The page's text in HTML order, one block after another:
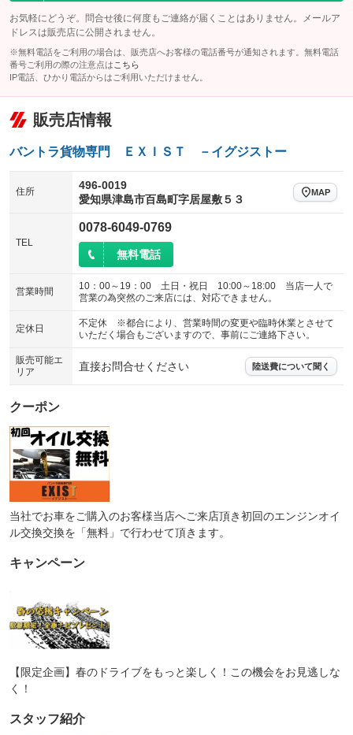
：装備なし ：装備なし
センターデフロック
レンタカーアップ
：装備なし
：装備なし
バックカメラ
：装備なし ETC
：装備なし
：装備なし ：装備なし
ローダウン
：装備なし
パワーシート 3列シート
ベンチシート
：装備なし
チップアップシート
：装備なし オットマン
：装備なし
電動格納サードシート
：装備なし
ウォークスルー 後席モニター
電動リアゲート
シートエアコン
：装備なし
サイドカメラ
：装備なし ルーフレール
：装備なし
エアサスペンション
：装備なし ヘッドライトウォッシャー
：装備なし
お気軽にどうぞ。問合せ後に何度もご連絡が届くことはありません。メールア
ドレスは販売店に公開されません。
※無料電話をご利用の場合は、販売店へお客様の電話番号が通知されます。無料電話
番号ご利用の際の注意点は こちら
IP電話、ひかり電話からはご利用いただけません。
販売店情報
バントラ貨物専門 ＥＸＩＳＴ －イグジストー
住所
496-0019
愛知県津島市百島町字居屋敷５３
MAP
TEL
0078-6049-0769
無料電話
営業時間
10：00～19：00 土日・祝日 10:00～18:00 当店一人で
営業の為突然のご来店には、対応できません。
定休日
不定休 ※都合により、営業時間の変更や臨時休業とさせて
いただく場合もございますので、事前にご連絡下さい。
販売可能エ
リア
直接お問合せください 陸送費について聞く
クーポン
当社でお車をご購入のお客様当店へご来店頂き初回のエンジンオイ
ル交換交換を「無料」で行わせて頂きます。
キャンペーン
【限定企画】春のドライブをもっと楽しく！この機会をお見逃しな
く！
スタッフ紹介